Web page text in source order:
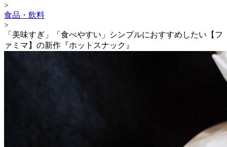
>
食品・飲料
>
「美味すぎ」「食べやすい」シンプルにおすすめしたい【フ
ァミマ】の新作『ホットスナック』